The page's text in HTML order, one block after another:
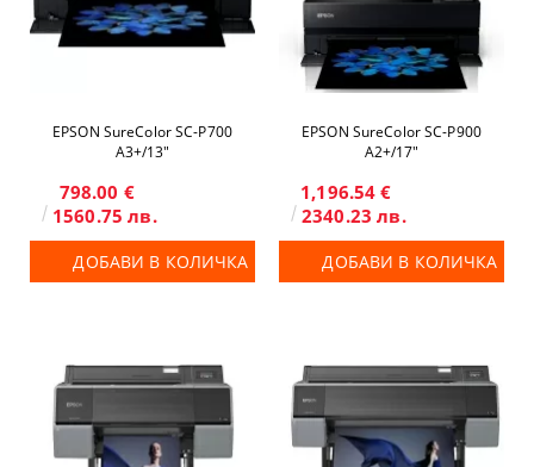
EPSON SureColor SC-P700
A3+/13"
798.00 €
1560.75 лв.
ДОБАВИ В КОЛИЧКА
EPSON SureColor SC-P900
A2+/17"
1,196.54 €
2340.23 лв.
ДОБАВИ В КОЛИЧКА